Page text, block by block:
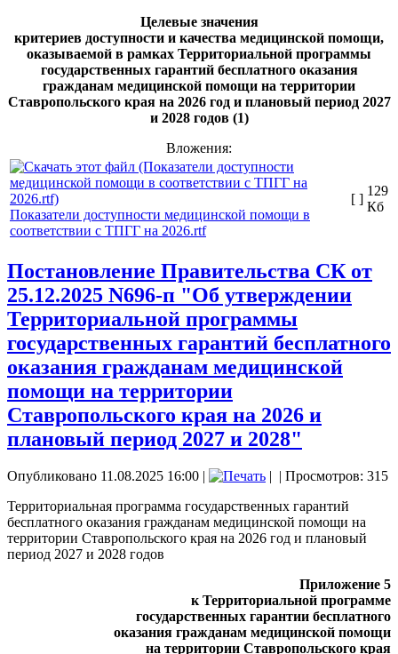
Целевые значения
критериев доступности и качества медицинской помощи,
оказываемой в рамках Территориальной программы
государственных гарантий бесплатного оказания
гражданам медицинской помощи на территории
Ставропольского края на 2026 год и плановый период 2027
и 2028 годов (1)
Вложения:
Показатели доступности медицинской помощи в
соответствии с ТПГГ на 2026.rtf
[ ]
129
Кб
Постановление Правительства СК от
25.12.2025 N696-п "Об утверждении
Территориальной программы
государственных гарантий бесплатного
оказания гражданам медицинской
помощи на территории
Ставропольского края на 2026 и
плановый период 2027 и 2028"
Опубликовано 11.08.2025 16:00 | | | Просмотров: 315
Территориальная программа государственных гарантий
бесплатного оказания гражданам медицинской помощи на
территории Ставропольского края на 2026 год и плановый
период 2027 и 2028 годов
Приложение 5
к Территориальной программе
государственных гарантии бесплатного
оказания гражданам медицинской помощи
на территории Ставропольского края